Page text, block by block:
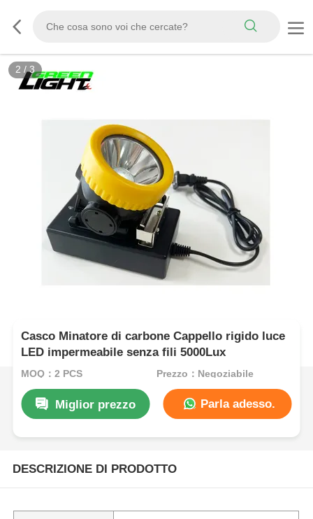
3 /3
Casco Minatore di carbone Cappello rigido luce
LED impermeabile senza fili 5000Lux
MOQ：2 PCS Prezzo：Negoziabile
Miglior prezzo Parla adesso.
DESCRIZIONE DI PRODOTTO